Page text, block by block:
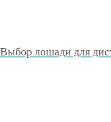
Выбор лошади для